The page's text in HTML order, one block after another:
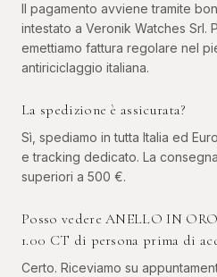
Il pagamento avviene tramite
intestato a Veronik Watches Srl.
emettiamo fattura regolare nel
antiriciclaggio italiana.
La spedizione è assicurata?
Sì, spediamo in tutta Italia ed
e tracking dedicato. La
superiori a 500 €.
Posso vedere ANELLO IN
1.00 CT di persona prima di
Certo. Riceviamo su